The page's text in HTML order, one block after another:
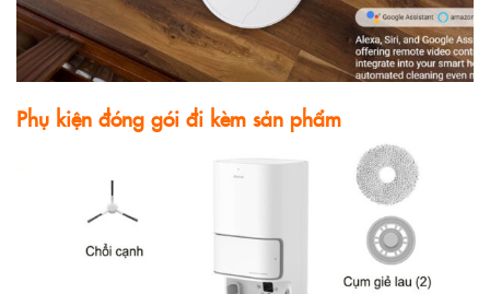
Phụ kiện đóng gói đi kèm sản phẩm